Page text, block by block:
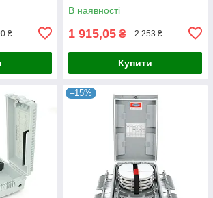
₴
вентилятори, 1*Shuko, для
шафи глибиною 800 мм,
В наявності
1 915,05 ₴ 2 253 ₴
Купити
–15%